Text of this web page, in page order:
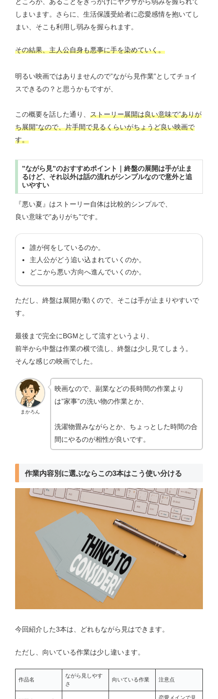
ところが、あることをきっかけにヤクザから弱みを握られて
しまいます。さらに、生活保護受給者に恋愛感情を抱いてし
まい、そこも利用し弱みを握られます。
その結果、主人公自身も悪事に手を染めていく。
明るい映画ではありませんので”ながら見作業”としてチョイ
スできるの？と思うかもですが、
この概要を話した通り、 ストーリー展開は良い意味で”ありが
ち展開”なので、片手間で見るくらいがちょうど良い映画で
す。
”ながら見”のおすすめポイント｜終盤の展開は手が止ま
るけど、それ以外は話の流れがシンプルなので意外と追
いやすい
『悪い夏』はストーリー自体は比較的シンプルで、
良い意味で”ありがち”です。
誰が何をしているのか。
主人公がどう追い込まれていくのか。
どこから悪い方向へ進んでいくのか。
ただし、終盤は展開が動くので、そこは手が止まりやすいで
す。
最後まで完全にBGMとして流すというより、
前半から中盤は作業の横で流し、終盤は少し見てしまう。
そんな感じの映画でした。
まかろん
映画なので、副業などの長時間の作業より
は”家事”の洗い物の作業とか、
洗濯物畳みながらとか、ちょっとした時間の合
間にやるのが相性が良いです。
作業内容別に選ぶならこの3本はこう使い分ける
今回紹介した3本は、どれもながら見はできます。
ただし、向いている作業は少し違います。
作品名
ながら見しやす
さ
向いている作業 注意点
恋愛メインで見